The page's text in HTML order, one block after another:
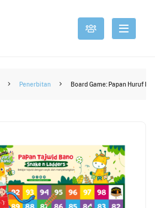
Penerbitan Board Game: Papan Huruf